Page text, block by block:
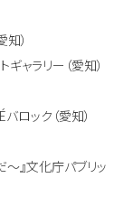
）
ャラリー（愛知）
ロック（愛知）
』文化庁パブリッ